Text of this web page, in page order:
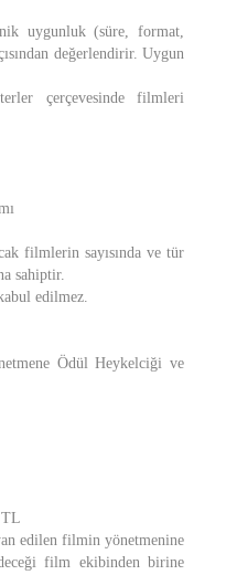
uygunluk (süre, format,
değerlendirir. Uygun
çerçevesinde filmleri
filmlerin sayısında ve tür
sahiptir.
edilmez.
Ödül Heykelciği ve
edilen filmin yönetmenine
film ekibinden birine